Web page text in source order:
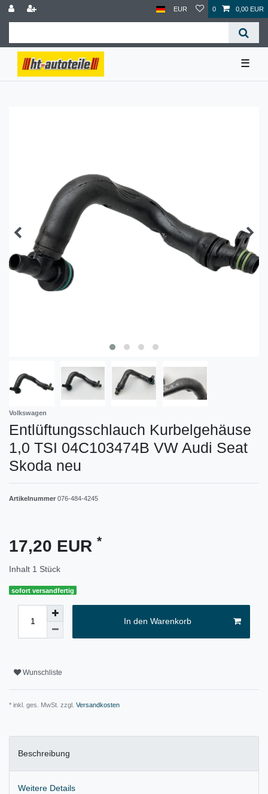
EUR 0 0,00 EUR
☰
Volkswagen
Entlüftungsschlauch Kurbelgehäuse
1,0 TSI 04C103474B VW Audi Seat
Skoda neu
Artikelnummer 076-484-4245
17,20 EUR *
Inhalt 1 Stück
sofort versandfertig
In den Warenkorb
Wunschliste
* inkl. ges. MwSt. zzgl. Versandkosten
Beschreibung
Weitere Details